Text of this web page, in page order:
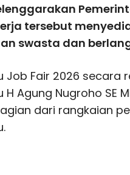
tersebut
swasta dan
Job Fair 2026 secara
H Agung Nugroho SE
dari rangkaian